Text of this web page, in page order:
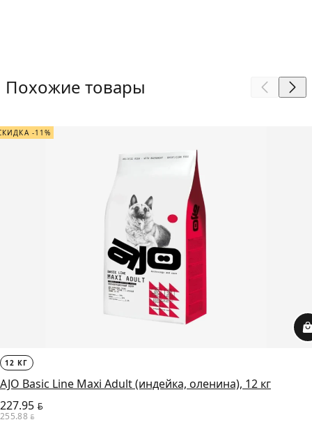
Похожие товары
-11%
12 КГ
AJO Basic Line Maxi Adult (индейка, оленина), 12 кг
227.95 BYN
255.88 BYN